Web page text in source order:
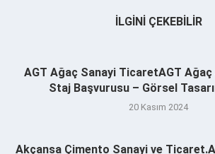
İLGINI ÇEKEBILIR
AGT Ağaç Sanayi TicaretAGT
Staj Başvurusu – Görsel
20 Kasım 2024
Akçansa Çimento Sanayi ve